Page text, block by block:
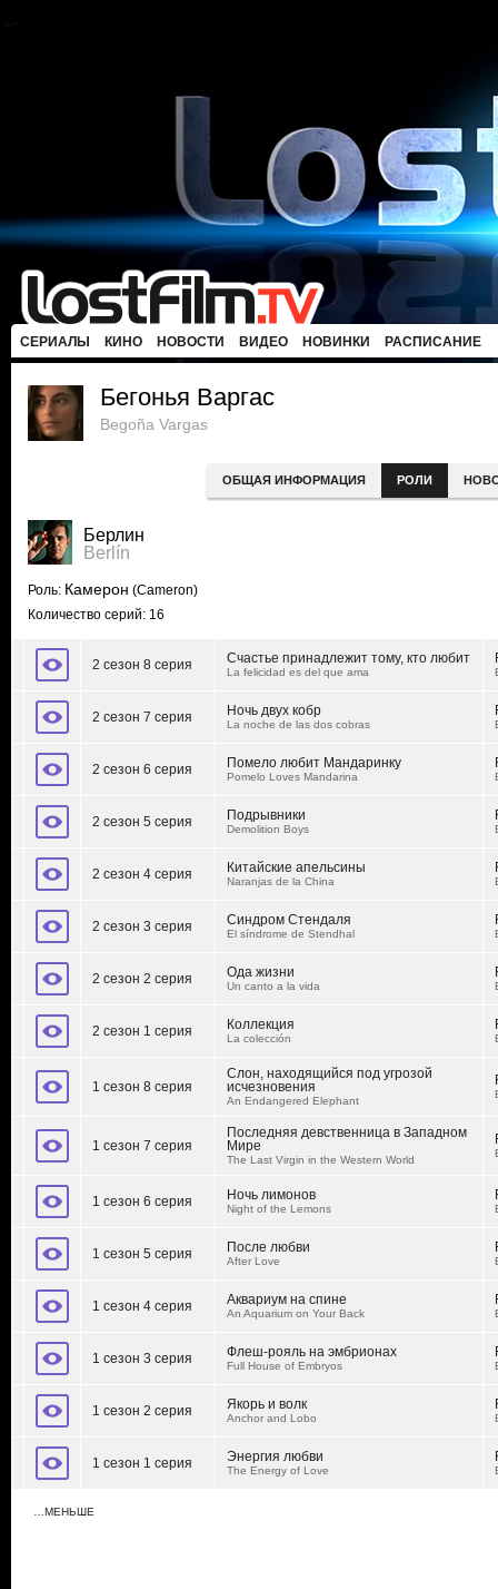
СЕРИАЛЫ КИНО НОВОСТИ ВИДЕО НОВИНКИ РАСПИСАНИЕ
Бегонья Варгас
Begoña Vargas
ОБЩАЯ ИНФОРМАЦИЯ РОЛИ
Берлин
Berlín
Роль: Камерон (Cameron)
Количество серий: 16
2 сезон 8 серия Счастье принадлежит тому, кто любит
La felicidad es del que ama
2 сезон 7 серия Ночь двух кобр
La noche de las dos cobras
2 сезон 6 серия Помело любит Мандаринку
Pomelo Loves Mandarina
2 сезон 5 серия Подрывники
Demolition Boys
2 сезон 4 серия Китайские апельсины
Naranjas de la China
2 сезон 3 серия Синдром Стендаля
El síndrome de Stendhal
2 сезон 2 серия Ода жизни
Un canto a la vida
2 сезон 1 серия Коллекция
La colección
1 сезон 8 серия
Слон, находящийся под угрозой
исчезновения
An Endangered Elephant
1 сезон 7 серия
Последняя девственница в Западном
Мире
The Last Virgin in the Western World
1 сезон 6 серия Ночь лимонов
Night of the Lemons
1 сезон 5 серия После любви
After Love
1 сезон 4 серия Аквариум на спине
An Aquarium on Your Back
1 сезон 3 серия Флеш-рояль на эмбрионах
Full House of Embryos
1 сезон 2 серия Якорь и волк
Anchor and Lobo
1 сезон 1 серия Энергия любви
The Energy of Love
…МЕНЬШЕ